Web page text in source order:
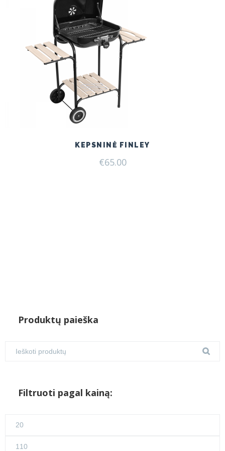
KEPSNINĖ FINLEY
€65.00
Produktų paieška
Filtruoti pagal kainą:
Maks